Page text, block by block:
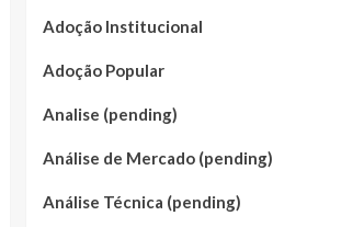
Adoção Institucional
Adoção Popular
Analise (pending)
Análise de Mercado (pending)
Análise Técnica (pending)